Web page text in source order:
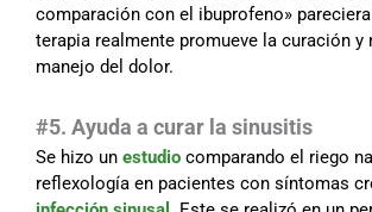
comparación con el ibuprofeno»
terapia realmente promueve la curación y
manejo del dolor.
#5. Ayuda a curar la sinusitis
Se hizo un estudio comparando el riego
reflexología en pacientes con síntomas